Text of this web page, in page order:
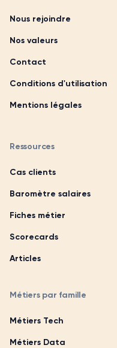
Nous rejoindre
Nos valeurs
Contact
Conditions d'utilisation
Mentions légales
Ressources
Cas clients
Baromètre salaires
Fiches métier
Scorecards
Articles
Métiers par famille
Métiers Tech
Métiers Data